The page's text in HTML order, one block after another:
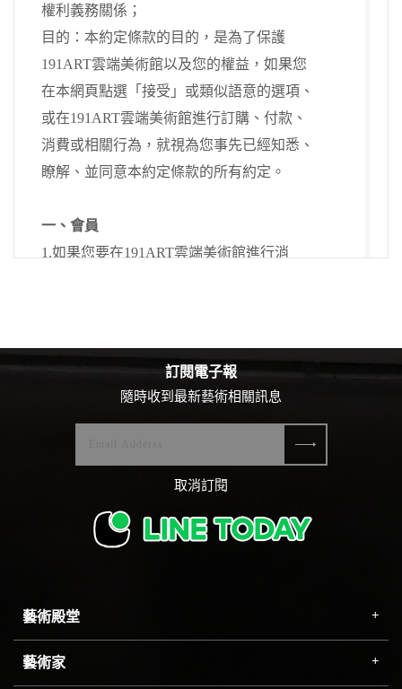
權利義務關係；
目的：本約定條款的目的，是為了保護
191ART雲端美術館以及您的權益，如果您
在本網頁點選「接受」或類似語意的選項、
或在191ART雲端美術館進行訂購、付款、
消費或相關行為，就視為您事先已經知悉、
瞭解、並同意本約定條款的所有約定。
一、會員
1.如果您要在191ART雲端美術館進行消
碼進行註冊；當您第一次在191ART雲端美
術館留存相關資料或進行消費、或之前已經
消費，本服務系統將紀錄您所填入之電子郵
件信箱及您所自行設定之密碼，您並同意日
後應以該組電子郵件信箱及密碼登錄後，於
191ART雲端美術館進行消費。每次連線完
畢，請登出結束您的帳號使用。
知悉、或出借或轉讓第三人使用。對於所有
使用該組電子郵件帳號及密碼登入本系統所
藝術殿堂
藝術家
訂閱電子報
隨時收到最新藝術相關訊息
取消訂閱